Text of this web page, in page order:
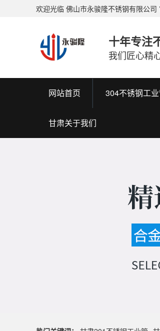
欢迎光临 佛山市永骏隆不锈钢有限公司
十年专注
我们匠心精
网站首页 304不锈钢工
甘肃关于我们